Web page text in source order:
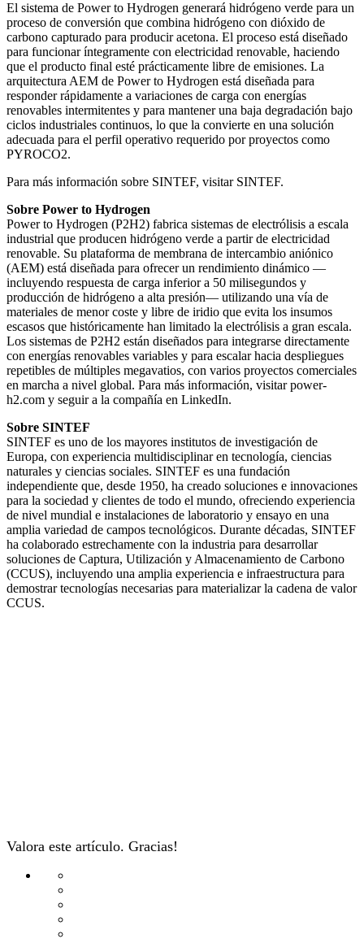
El sistema de Power to Hydrogen generará hidrógeno verde para un
proceso de conversión que combina hidrógeno con dióxido de
carbono capturado para producir acetona. El proceso está diseñado
para funcionar íntegramente con electricidad renovable, haciendo
que el producto final esté prácticamente libre de emisiones. La
arquitectura AEM de Power to Hydrogen está diseñada para
responder rápidamente a variaciones de carga con energías
renovables intermitentes y para mantener una baja degradación bajo
ciclos industriales continuos, lo que la convierte en una solución
adecuada para el perfil operativo requerido por proyectos como
PYROCO2.
Para más información sobre SINTEF, visitar SINTEF.
Sobre Power to Hydrogen
Power to Hydrogen (P2H2) fabrica sistemas de electrólisis a escala
industrial que producen hidrógeno verde a partir de electricidad
renovable. Su plataforma de membrana de intercambio aniónico
(AEM) está diseñada para ofrecer un rendimiento dinámico —
incluyendo respuesta de carga inferior a 50 milisegundos y
producción de hidrógeno a alta presión— utilizando una vía de
materiales de menor coste y libre de iridio que evita los insumos
escasos que históricamente han limitado la electrólisis a gran escala.
Los sistemas de P2H2 están diseñados para integrarse directamente
con energías renovables variables y para escalar hacia despliegues
repetibles de múltiples megavatios, con varios proyectos comerciales
en marcha a nivel global. Para más información, visitar power-
h2.com y seguir a la compañía en LinkedIn.
Sobre SINTEF
SINTEF es uno de los mayores institutos de investigación de
Europa, con experiencia multidisciplinar en tecnología, ciencias
naturales y ciencias sociales. SINTEF es una fundación
independiente que, desde 1950, ha creado soluciones e innovaciones
para la sociedad y clientes de todo el mundo, ofreciendo experiencia
de nivel mundial e instalaciones de laboratorio y ensayo en una
amplia variedad de campos tecnológicos. Durante décadas, SINTEF
ha colaborado estrechamente con la industria para desarrollar
soluciones de Captura, Utilización y Almacenamiento de Carbono
(CCUS), incluyendo una amplia experiencia e infraestructura para
demostrar tecnologías necesarias para materializar la cadena de valor
CCUS.
Valora este artículo. Gracias!